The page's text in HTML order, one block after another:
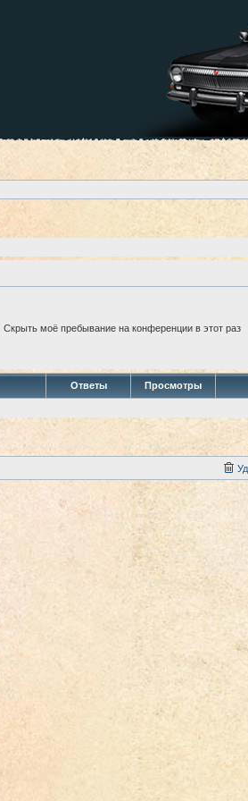
Скрыть моё пребывание на конференции в этот раз
Ответы Просмотры